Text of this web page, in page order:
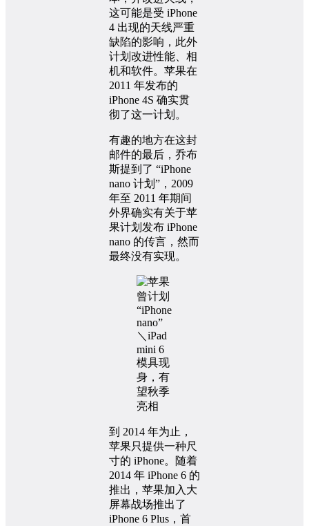
这可能是受 iPhone
4 出现的天线严重
缺陷的影响，此外
计划改进性能、相
机和软件。苹果在
2011 年发布的
iPhone 4S 确实贯
彻了这一计划。
有趣的地方在这封
邮件的最后，乔布
斯提到了 “iPhone
nano 计划”，2009
年至 2011 年期间
外界确实有关于苹
果计划发布 iPhone
nano 的传言，然而
最终没有实现。
到 2014 年为止，
苹果只提供一种尺
寸的 iPhone。随着
2014 年 iPhone 6 的
推出，苹果加入大
屏幕战场推出了
iPhone 6 Plus，首